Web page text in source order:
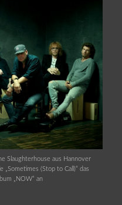
Slaughterhouse aus Hannover
„Sometimes (Stop to Call)“ das
„NOW“ an